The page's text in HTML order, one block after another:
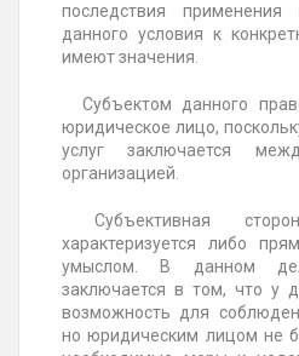
последствия
данного условия к
имеют значения.
Субъектом данного
юридическое лицо,
услуг заключается
организацией.
Субъективная
характеризуется либо
умыслом. В данном
заключается в том, что у
возможность для
но юридическим лицом не